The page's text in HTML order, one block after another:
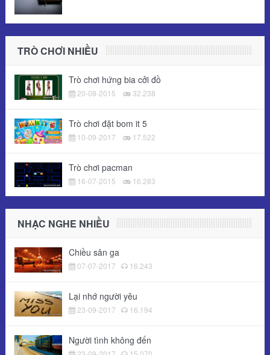
TRÒ CHƠI NHIỀU
Trò chơi hứng bia cởi đồ
20-08-2015 32.238
Trò chơi đặt bom it 5
10-09-2017 17.522
Trò chơi pacman
16-07-2015 16.283
NHẠC NGHE NHIỀU
Chiều sân ga
07-07-2017 16.243
Lại nhớ người yêu
23-09-2017 16.194
Người tình không đến